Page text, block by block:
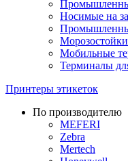
Носимые на
Мобильные
Терминалы
Принтеры этикеток
По производителю
MEFERI
Zebra
Mertech